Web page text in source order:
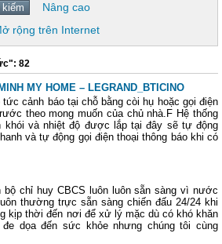
Nâng cao
rộng trên Internet
82
MY HOME – LEGRAND_BTICINO
cảnh báo tại chỗ bằng còi hụ hoặc gọi điện
theo mong muốn của chủ nhà.F Hệ thống
khói và nhiệt độ được lắp tại đây sẽ tự động
và tự động gọi điện thoại thông báo khi có
chỉ huy CBCS luôn luôn sẵn sàng vì nước
thường trực sẵn sàng chiến đấu 24/24 khi
kịp thời đến nơi để xử lý mặc dù có khó khăn
dọa đến sức khỏe nhưng chúng tôi cùng